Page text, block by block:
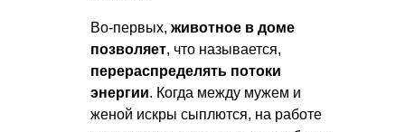
Во-первых, животное в доме
позволяет, что называется,
перераспределять потоки
энергии. Когда между мужем и
женой искры сыплются, на работе